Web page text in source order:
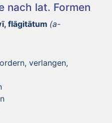
nach lat. Formen
flāgitātum (a-
verlangen,